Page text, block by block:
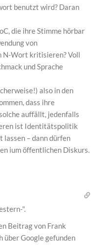
benutzt wird? Daran
die ihre Stimme hörbar
von
N-Wort kritisieren? Voll
und Sprache
also in den
dass ihre
auffällt, jedenfalls
ist Identitätspolitik
lassen – dann dürfen
ium öffentlichen Diskurs.
".
Beitrag von Frank
über Google gefunden